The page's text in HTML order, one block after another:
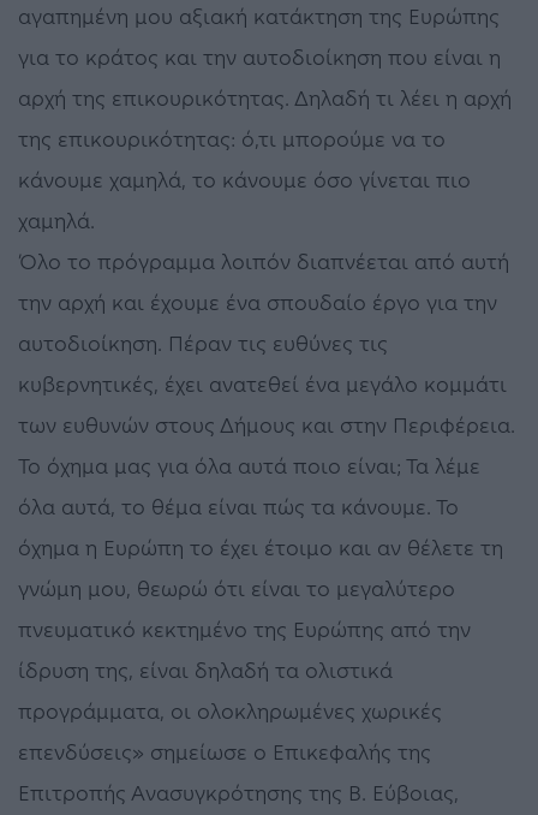
αγαπημένη μου αξιακή κατάκτηση της Ευρώπης
για το κράτος και την αυτοδιοίκηση που είναι η
αρχή της επικουρικότητας. Δηλαδή τι λέει η αρχή
της επικουρικότητας: ό,τι μπορούμε να το
κάνουμε χαμηλά, το κάνουμε όσο γίνεται πιο
χαμηλά.
Όλο το πρόγραμμα λοιπόν διαπνέεται από αυτή
την αρχή και έχουμε ένα σπουδαίο έργο για την
αυτοδιοίκηση. Πέραν τις ευθύνες τις
κυβερνητικές, έχει ανατεθεί ένα μεγάλο κομμάτι
των ευθυνών στους Δήμους και στην Περιφέρεια.
Το όχημα μας για όλα αυτά ποιο είναι; Τα λέμε
όλα αυτά, το θέμα είναι πώς τα κάνουμε. Το
όχημα η Ευρώπη το έχει έτοιμο και αν θέλετε τη
γνώμη μου, θεωρώ ότι είναι το μεγαλύτερο
πνευματικό κεκτημένο της Ευρώπης από την
ίδρυση της, είναι δηλαδή τα ολιστικά
προγράμματα, οι ολοκληρωμένες χωρικές
επενδύσεις» σημείωσε ο Επικεφαλής της
Επιτροπής Ανασυγκρότησης της Β. Εύβοιας,